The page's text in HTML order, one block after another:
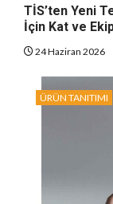
TİS’ten Yeni
İçin Kat ve
24 Haziran 2026
ÜRÜN TANITIMI